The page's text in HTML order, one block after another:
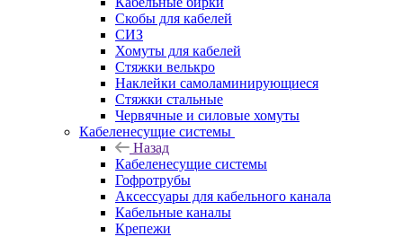
Cкобы для кабелей
СИЗ
Хомуты для кабелей
Стяжки велькро
Наклейки самоламинирующиеся
Стяжки стальные
Червячные и силовые хомуты
Кабеленесущие системы
Назад
Кабеленесущие системы
Гофротрубы
Аксессуары для кабельного канала
Кабельные каналы
Крепежи